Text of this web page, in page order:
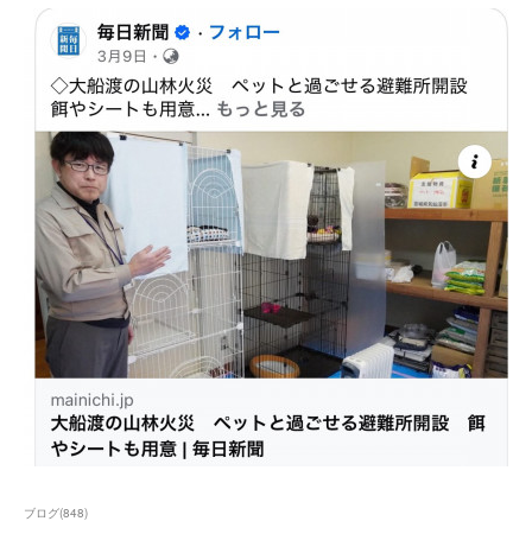
ブログ(848)